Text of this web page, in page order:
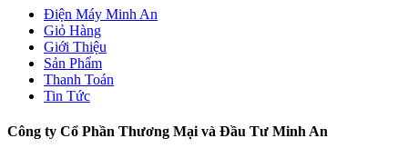
Điện Máy Minh An
Giỏ Hàng
Giới Thiệu
Sản Phẩm
Thanh Toán
Tin Tức
Công ty Cổ Phần Thương Mại và Đầu Tư Minh An